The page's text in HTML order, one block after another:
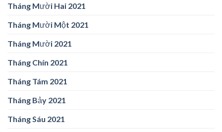
Tháng Mười Hai 2021
Tháng Mười Một 2021
Tháng Mười 2021
Tháng Chín 2021
Tháng Tám 2021
Tháng Bảy 2021
Tháng Sáu 2021